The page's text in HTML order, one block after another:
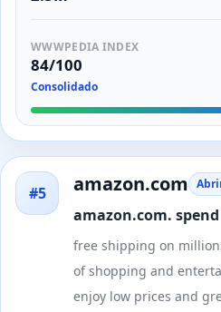
WWWPEDIA INDEX
84/100
Consolidado
#5 amazon.com
amazon.com.
free shipping on
of shopping and
enjoy low prices and